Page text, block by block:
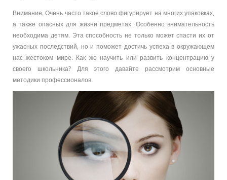
Материалы
Блог
Контакты
Внимание. Очень часто такое слово фигурирует на многих упаковках,
а также опасных для жизни предметах. Особенно внимательность
необходима детям. Эта способность не только может спасти их от
ужасных последствий, но и поможет достичь успеха в окружающем
нас жестоком мире. Как же научить или развить концентрацию у
своего школьника? Для этого давайте рассмотрим основные
методики профессионалов.